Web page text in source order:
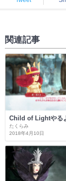
関連記事
Child of Lightやる
たくらみ
2018年4月10日